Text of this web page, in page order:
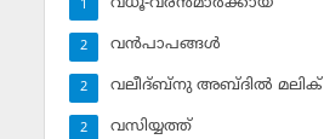
1
വന്‍പാപങ്ങള്‍
2
വലീദ്ബ്‌നു അബ്ദില്‍ മലിക്‌
2
വസിയ്യത്ത്‌
2